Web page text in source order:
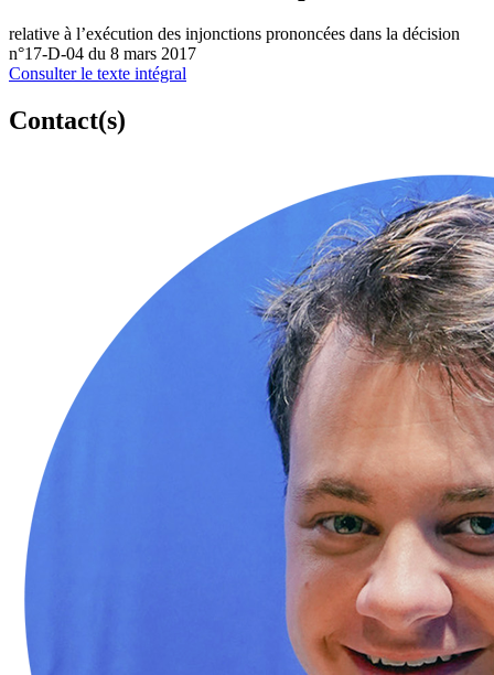
relative à l’exécution des injonctions prononcées dans la décision
n°17-D-04 du 8 mars 2017
Consulter le texte intégral
Contact(s)